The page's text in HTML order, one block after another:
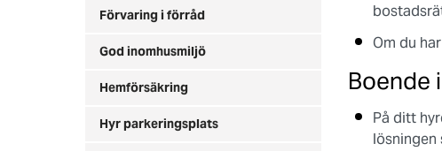
Förvaring i förråd
God inomhusmiljö
Hemförsäkring
Hyr parkeringsplats
Om du
Boende
På ditt
lösningen